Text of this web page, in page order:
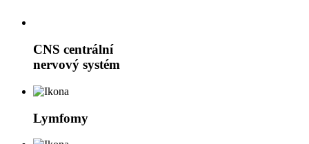
CNS centrální
nervový systém
Lymfomy